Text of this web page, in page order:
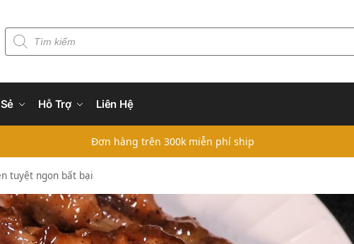
Hỗ Trợ Liên Hệ
Đơn hàng trên 300k miễn phí ship
tuyệt ngon bất bại